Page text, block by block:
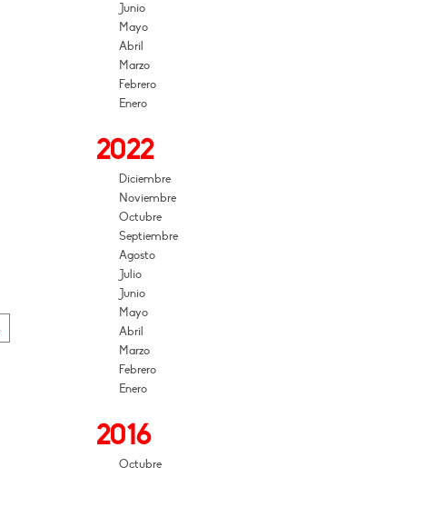
Junio
Mayo
Abril
Marzo
Febrero
Enero
2022
Diciembre
Noviembre
Octubre
Septiembre
Agosto
Julio
Junio
Mayo
Abril
Marzo
Febrero
Enero
2016
Octubre